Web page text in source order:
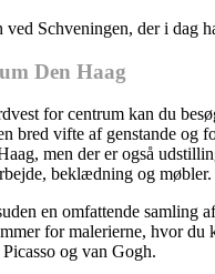
ved Schveningen, der i dag
Den Haag
for centrum kan du
bred vifte af genstande og
men der er også
beklædning og møbler.
en omfattende samling
for malerierne, hvor du
og van Gogh.